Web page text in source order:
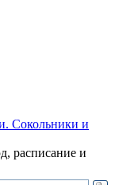
Сокольники и
расписание и